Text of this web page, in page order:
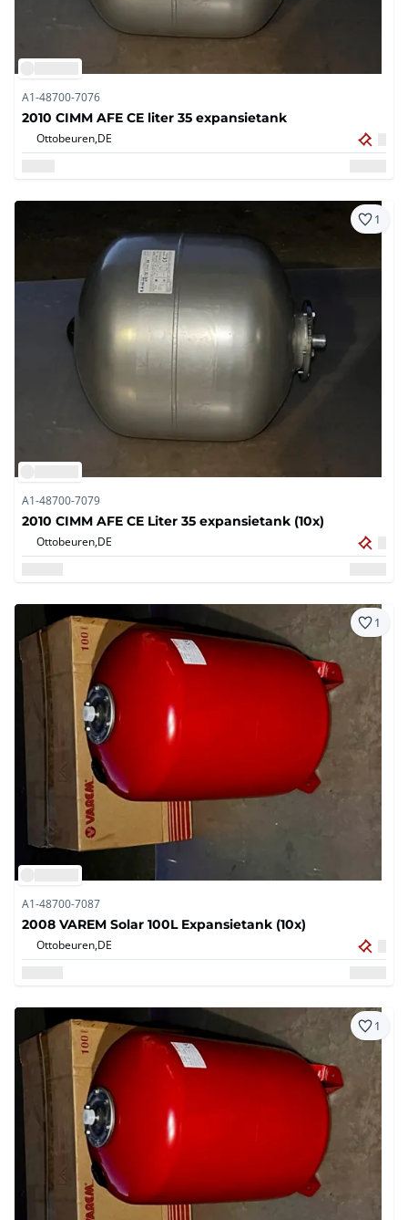
A1-48700-7076
2010 CIMM AFE CE liter 35 expansietank
Ottobeuren,DE
1
A1-48700-7079
2010 CIMM AFE CE Liter 35 expansietank (10x)
Ottobeuren,DE
1
A1-48700-7087
2008 VAREM Solar 100L Expansietank (10x)
Ottobeuren,DE
1